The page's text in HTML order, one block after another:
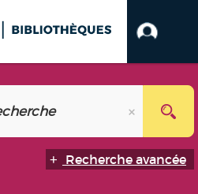
Recherche avancée